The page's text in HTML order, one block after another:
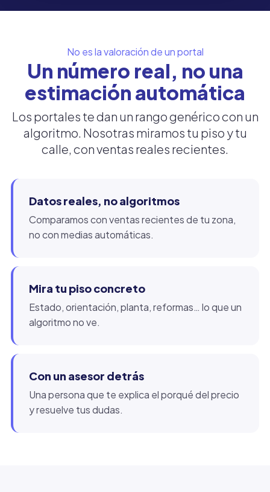
No es la valoración de un portal
Un número real, no una
estimación automática
Los portales te dan un rango genérico con un
algoritmo. Nosotras miramos tu piso y tu
calle, con ventas reales recientes.
Datos reales, no algoritmos
Comparamos con ventas recientes de tu zona,
no con medias automáticas.
Mira tu piso concreto
Estado, orientación, planta, reformas… lo que un
algoritmo no ve.
Con un asesor detrás
Una persona que te explica el porqué del precio
y resuelve tus dudas.